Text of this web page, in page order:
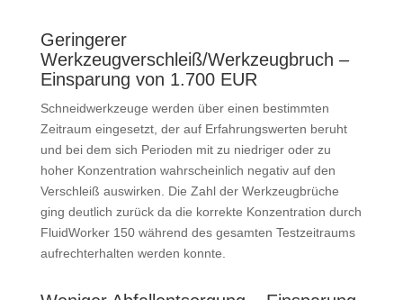
Geringerer
Werkzeugverschleiß/Werkzeugbruch –
Einsparung von 1.700 EUR
Schneidwerkzeuge werden über einen bestimmten
Zeitraum eingesetzt, der auf Erfahrungswerten beruht
und bei dem sich Perioden mit zu niedriger oder zu
hoher Konzentration wahr­scheinlich negativ auf den
Verschleiß auswirken. Die Zahl der Werkzeug­brüche
ging deutlich zurück da die korrekte Konzentration durch
FluidWorker 150 während des gesamten Testzeitraums
aufrecht­erhalten werden konnte.